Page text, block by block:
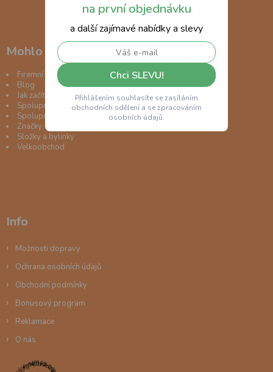
Mohlo by vás zajímat
Firemní dárky
Blog
Jak začít být ECO
Spolupráce s dodavateli
Spolupráce s influencery
Značky
Složky a bylinky
Velkoobchod
Info
Možnosti dopravy
Ochrana osobních údajů
Obchodní podmínky
Bonusový program
Reklamace
O nás
na první objednávku
a další zajímavé nabídky a slevy
Chci SLEVU!
Přihlášením souhlasíte se zasíláním
obchodních sdělení a se zpracováním
osobních údajů.